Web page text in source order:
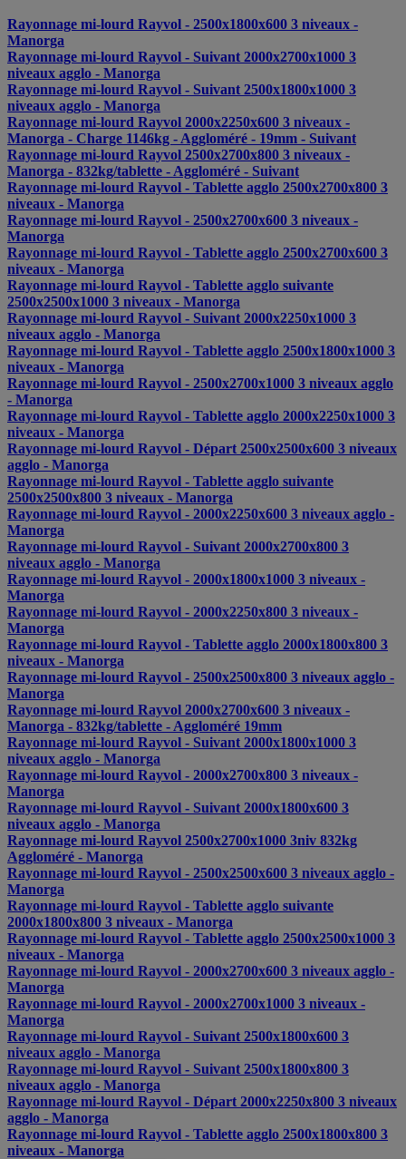
Rayonnage mi-lourd Rayvol - 2500x1800x600 3 niveaux -
Manorga
Rayonnage mi-lourd Rayvol - Suivant 2000x2700x1000 3
niveaux agglo - Manorga
Rayonnage mi-lourd Rayvol - Suivant 2500x1800x1000 3
niveaux agglo - Manorga
Rayonnage mi-lourd Rayvol 2000x2250x600 3 niveaux -
Manorga - Charge 1146kg - Aggloméré - 19mm - Suivant
Rayonnage mi-lourd Rayvol 2500x2700x800 3 niveaux -
Manorga - 832kg/tablette - Aggloméré - Suivant
Rayonnage mi-lourd Rayvol - Tablette agglo 2500x2700x800 3
niveaux - Manorga
Rayonnage mi-lourd Rayvol - 2500x2700x600 3 niveaux -
Manorga
Rayonnage mi-lourd Rayvol - Tablette agglo 2500x2700x600 3
niveaux - Manorga
Rayonnage mi-lourd Rayvol - Tablette agglo suivante
2500x2500x1000 3 niveaux - Manorga
Rayonnage mi-lourd Rayvol - Suivant 2000x2250x1000 3
niveaux agglo - Manorga
Rayonnage mi-lourd Rayvol - Tablette agglo 2500x1800x1000 3
niveaux - Manorga
Rayonnage mi-lourd Rayvol - 2500x2700x1000 3 niveaux agglo
- Manorga
Rayonnage mi-lourd Rayvol - Tablette agglo 2000x2250x1000 3
niveaux - Manorga
Rayonnage mi-lourd Rayvol - Départ 2500x2500x600 3 niveaux
agglo - Manorga
Rayonnage mi-lourd Rayvol - Tablette agglo suivante
2500x2500x800 3 niveaux - Manorga
Rayonnage mi-lourd Rayvol - 2000x2250x600 3 niveaux agglo -
Manorga
Rayonnage mi-lourd Rayvol - Suivant 2000x2700x800 3
niveaux agglo - Manorga
Rayonnage mi-lourd Rayvol - 2000x1800x1000 3 niveaux -
Manorga
Rayonnage mi-lourd Rayvol - 2000x2250x800 3 niveaux -
Manorga
Rayonnage mi-lourd Rayvol - Tablette agglo 2000x1800x800 3
niveaux - Manorga
Rayonnage mi-lourd Rayvol - 2500x2500x800 3 niveaux agglo -
Manorga
Rayonnage mi-lourd Rayvol 2000x2700x600 3 niveaux -
Manorga - 832kg/tablette - Aggloméré 19mm
Rayonnage mi-lourd Rayvol - Suivant 2000x1800x1000 3
niveaux agglo - Manorga
Rayonnage mi-lourd Rayvol - 2000x2700x800 3 niveaux -
Manorga
Rayonnage mi-lourd Rayvol - Suivant 2000x1800x600 3
niveaux agglo - Manorga
Rayonnage mi-lourd Rayvol 2500x2700x1000 3niv 832kg
Aggloméré - Manorga
Rayonnage mi-lourd Rayvol - 2500x2500x600 3 niveaux agglo -
Manorga
Rayonnage mi-lourd Rayvol - Tablette agglo suivante
2000x1800x800 3 niveaux - Manorga
Rayonnage mi-lourd Rayvol - Tablette agglo 2500x2500x1000 3
niveaux - Manorga
Rayonnage mi-lourd Rayvol - 2000x2700x600 3 niveaux agglo -
Manorga
Rayonnage mi-lourd Rayvol - 2000x2700x1000 3 niveaux -
Manorga
Rayonnage mi-lourd Rayvol - Suivant 2500x1800x600 3
niveaux agglo - Manorga
Rayonnage mi-lourd Rayvol - Suivant 2500x1800x800 3
niveaux agglo - Manorga
Rayonnage mi-lourd Rayvol - Départ 2000x2250x800 3 niveaux
agglo - Manorga
Rayonnage mi-lourd Rayvol - Tablette agglo 2500x1800x800 3
niveaux - Manorga